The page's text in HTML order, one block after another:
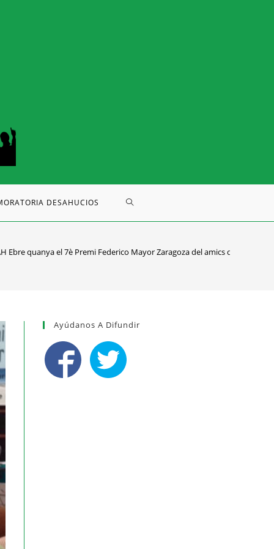
DESAHUCIOS
Ebre quanya el 7è Premi Federico Mayor Zaragoza del amics de la Unesco
Ayúdanos A Difundir